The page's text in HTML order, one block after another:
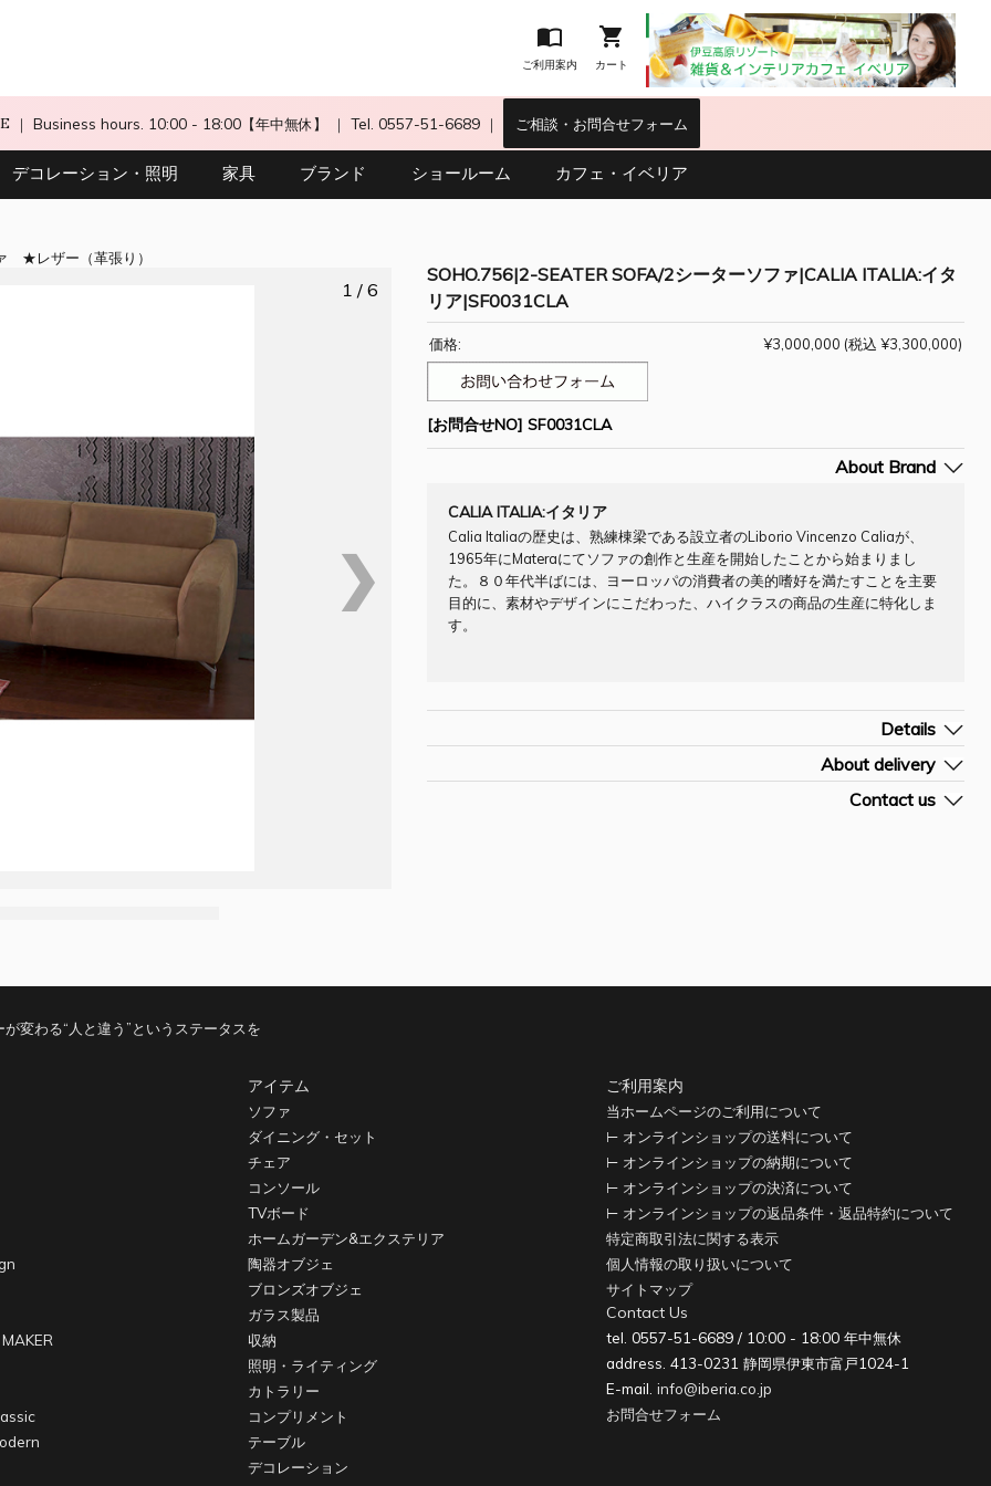

ご利用案内

カート
｜ Business hours. 10:00 - 18:00【年中無休】 ｜ Tel. 0557-51-6689｜ ご相談・お問合せフォーム
デコレーション・照明 家具 ブランド ショールーム カフェ・イベリア
レザー（革張り）
SOHO.756|2-SEATER SOFA/2シーターソファ|CALIA ITALIA:イタ
リア|SF0031CLA
価格: ¥3,000,000 (税込 ¥3,300,000)
1 / 6
❯
[お問合せNO] SF0031CLA
About Brand
CALIA ITALIA:イタリア
Calia Italiaの歴史は、熟練棟梁である設立者のLiborio Vincenzo Caliaが、
1965年にMateraにてソファの創作と生産を開始したことから始まりまし
た。８０年代半ばには、ヨーロッパの消費者の美的嗜好を満たすことを主要
目的に、素材やデザインにこだわった、ハイクラスの商品の生産に特化しま
す。
Details
[原産国] イタリア
About delivery
Contact us
変わる“人と違う”というステータスを
アイテム
ソファ
ダイニング・セット
チェア
コンソール
TVボード
ホームガーデン&エクステリア
陶器オブジェ
ブロンズオブジェ
ガラス製品
収納
照明・ライティング
カトラリー
コンプリメント
テーブル
デコレーション
ご利用案内
当ホームページのご利用について
⊢ オンラインショップの送料について
⊢ オンラインショップの納期について
⊢ オンラインショップの決済について
⊢ オンラインショップの返品条件・返品特約について
特定商取引法に関する表示
個人情報の取り扱いについて
サイトマップ
Contact Us
tel. 0557-51-6689 / 10:00 - 18:00 年中無休
address. 413-0231 静岡県伊東市富戸1024-1
E-mail.info@iberia.co.jp
お問合せフォーム